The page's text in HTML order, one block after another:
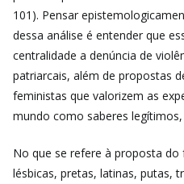
101). Pensar
dessa análise é entender que
centralidade a denúncia de
patriarcais, além de propostas
feministas que valorizem as
mundo como saberes
No que se refere à proposta
lésbicas, pretas, latinas, putas,